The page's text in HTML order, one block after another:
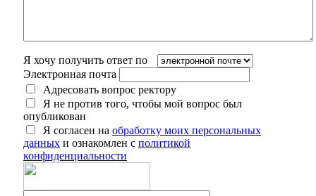
Я хочу получить ответ по
Электронная почта
Адресовать вопрос ректору
Я не против того, чтобы мой вопрос был
опубликован
Я согласен на обработку моих персональных
данных и ознакомлен с политикой
конфиденциальности